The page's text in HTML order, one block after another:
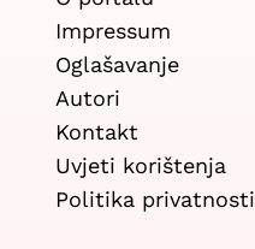
k
a
m
Impressum
Oglašavanje
Autori
Kontakt
Uvjeti korištenja
Politika privatnosti